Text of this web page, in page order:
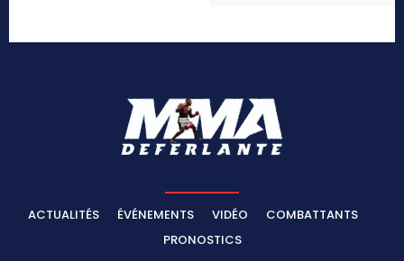
ACTUALITÉS ÉVÉNEMENTS VIDÉO
COMBATTANTS
PRONOSTICS